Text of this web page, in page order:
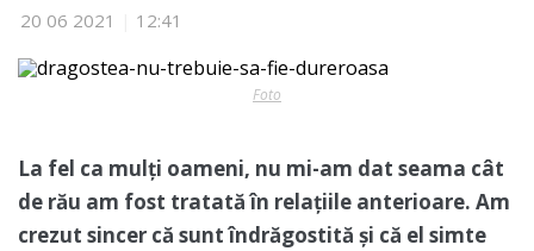
20 06 2021 12:41
Foto
La fel ca mulți oameni, nu mi-am dat seama cât
de rău am fost tratată în relațiile anterioare. Am
crezut sincer că sunt îndrăgostită și că el simte